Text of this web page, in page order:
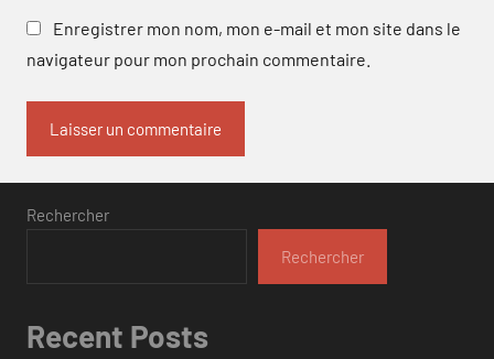
Enregistrer mon nom, mon e-mail et mon site dans le
navigateur pour mon prochain commentaire.
Rechercher
Rechercher
Recent Posts